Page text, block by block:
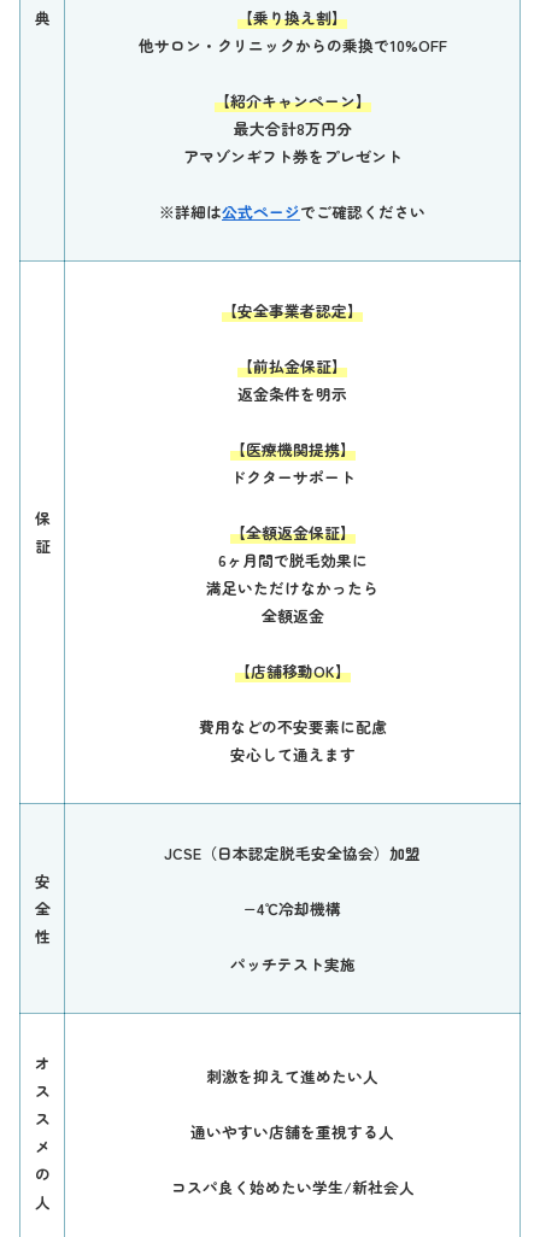
典
【乗り換え割】
他サロン・クリニックからの乗換で10%OFF
【紹介キャンペーン】
最大合計8万円分
アマゾンギフト券をプレゼント
※詳細は公式ページでご確認ください
保
証
【安全事業者認定】
【前払金保証】
返金条件を明示
【医療機関提携】
ドクターサポート
【全額返金保証】
6ヶ月間で脱毛効果に
満足いただけなかったら
全額返金
【店舗移動OK】
費用などの不安要素に配慮
安心して通えます
安
全
性
JCSE（日本認定脱毛安全協会）加盟
−4℃冷却機構
パッチテスト実施
オ
ス
ス
メ
の
人
刺激を抑えて進めたい人
通いやすい店舗を重視する人
コスパ良く始めたい学生/新社会人